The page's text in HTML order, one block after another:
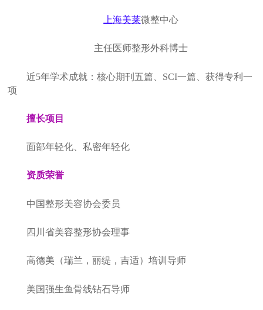
上海美莱微整中心
主任医师整形外科博士
近5年学术成就：核心期刊五篇、SCI一篇、获得专利一
项
擅长项目
面部年轻化、私密年轻化
资质荣誉
中国整形美容协会委员
四川省美容整形协会理事
高德美（瑞兰，丽缇，吉适）培训导师
美国强生鱼骨线钻石导师